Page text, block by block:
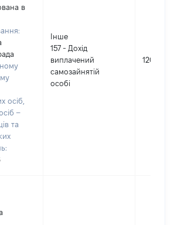
в
осіб,
–
та
Інше
157 - Дохід
виплачений
самозайнятій
особі
1205